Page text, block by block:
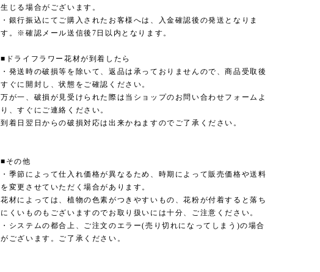
生じる場合がございます。
・銀行振込にてご購入されたお客様へは、入金確認後の発送となりま
す。※確認メール送信後7日以内となります。
■ドライフラワー花材が到着したら
・発送時の破損等を除いて、返品は承っておりませんので、商品受取後
すぐに開封し、状態をご確認ください。
万が一、破損が見受けられた際は当ショップのお問い合わせフォームよ
り、すぐにご連絡ください。
到着日翌日からの破損対応は出来かねますのでご了承ください。
■その他
・季節によって仕入れ価格が異なるため、時期によって販売価格や送料
を変更させていただく場合があります。
花材によっては、植物の色素がつきやすいもの、花粉が付着すると落ち
にくいものもございますのでお取り扱いには十分、ご注意ください。
・システムの都合上、ご注文のエラー(売り切れになってしまう)の場合
がございます。ご了承ください。